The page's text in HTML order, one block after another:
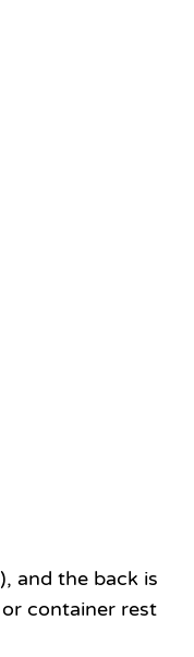
and the back is
container rest